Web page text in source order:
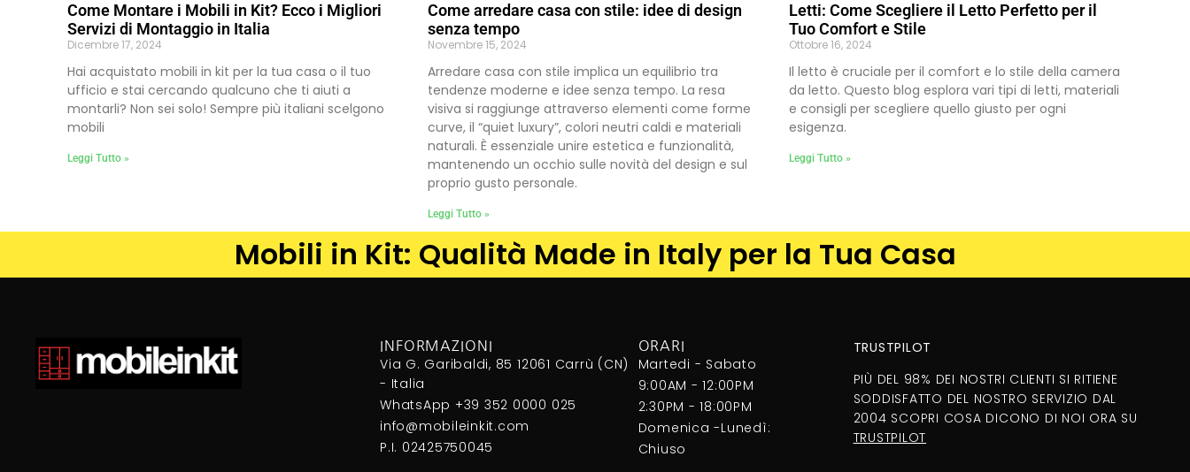
Come Montare i Mobili in Kit? Ecco i Migliori
Servizi di Montaggio in Italia
Dicembre 17, 2024
Hai acquistato mobili in kit per la tua casa o il tuo
ufficio e stai cercando qualcuno che ti aiuti a
montarli? Non sei solo! Sempre più italiani scelgono
mobili
Leggi Tutto »
Come arredare casa con stile: idee di design
senza tempo
Novembre 15, 2024
Arredare casa con stile implica un equilibrio tra
tendenze moderne e idee senza tempo. La resa
visiva si raggiunge attraverso elementi come forme
curve, il “quiet luxury”, colori neutri caldi e materiali
naturali. È essenziale unire estetica e funzionalità,
mantenendo un occhio sulle novità del design e sul
proprio gusto personale.
Leggi Tutto »
Letti: Come Scegliere il Letto Perfetto per il
Tuo Comfort e Stile
Ottobre 16, 2024
Il letto è cruciale per il comfort e lo stile della camera
da letto. Questo blog esplora vari tipi di letti, materiali
e consigli per scegliere quello giusto per ogni
esigenza.
Leggi Tutto »
Mobili in Kit: Qualità Made in Italy per la Tua Casa
INFORMAZIONI
Via G. Garibaldi, 85 12061 Carrù (CN)
- Italia
WhatsApp +39 352 0000 025
info@mobileinkit.com
P.I. 02425750045
ORARI
Martedi - Sabato
9:00AM - 12:00PM
2:30PM - 18:00PM
Domenica -Lunedì:
Chiuso
TRUSTPILOT
PIÙ DEL 98% DEI NOSTRI CLIENTI SI RITIENE
SODDISFATTO DEL NOSTRO SERVIZIO DAL
2004 SCOPRI COSA DICONO DI NOI ORA SU
TRUSTPILOT